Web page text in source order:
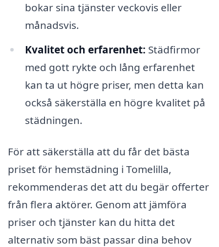
bokar sina tjänster veckovis eller
månadsvis.
Kvalitet och erfarenhet: Städfirmor
med gott rykte och lång erfarenhet
kan ta ut högre priser, men detta kan
också säkerställa en högre kvalitet på
städningen.
För att säkerställa att du får det bästa
priset för hemstädning i Tomelilla,
rekommenderas det att du begär offerter
från flera aktörer. Genom att jämföra
priser och tjänster kan du hitta det
alternativ som bäst passar dina behov